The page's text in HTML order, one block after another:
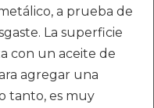
a prueba de
La superficie
con un aceite de
agregar una
tanto, es muy